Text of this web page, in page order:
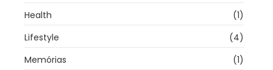
Health
(1)
Lifestyle
(4)
Memórias
(1)